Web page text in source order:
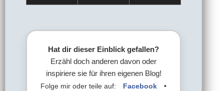
Hat dir dieser Einblick gefallen?
Erzähl doch anderen davon oder
inspiriere sie für ihren eigenen Blog!
Folge mir oder teile auf: Facebook
•